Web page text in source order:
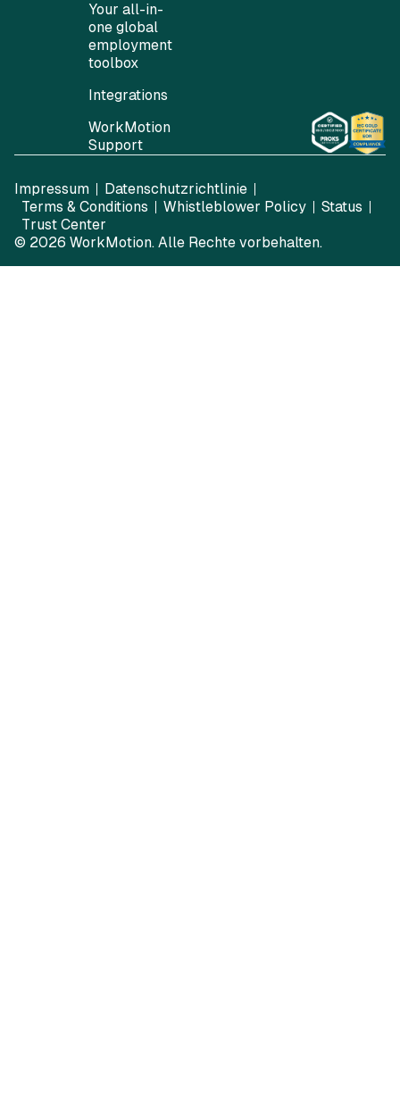
Your all-in-
one global
employment
toolbox
Integrations
WorkMotion
Support
Impressum
Datenschutzrichtlinie
Terms & Conditions
Whistleblower Policy
Status
Trust Center
© 2026 WorkMotion. Alle Rechte vorbehalten.